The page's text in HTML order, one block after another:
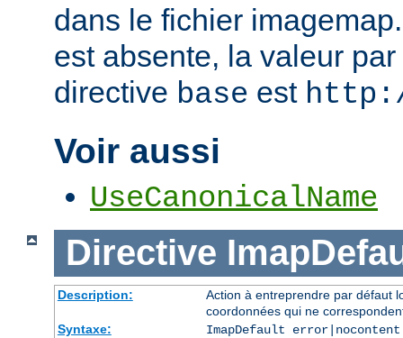
dans le fichier
est absente, la valeur
directive base est
Voir aussi
UseCanonicalName
Directive
Description:
Action à entreprendre par défaut
coordonnées qui ne
Syntaxe:
ImapDefault